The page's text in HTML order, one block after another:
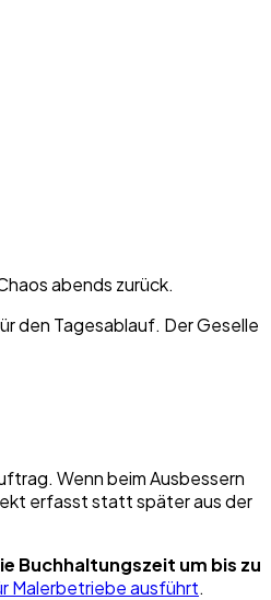
abends zurück.
den Tagesablauf. Der Geselle
Wenn beim Ausbessern
erfasst statt später aus der
Buchhaltungszeit um bis zu
Malerbetriebe ausführt.